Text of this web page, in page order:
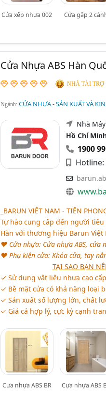
Cửa xếp nhựa 002 Cửa gấp 2
Cửa Nhựa ABS Hàn
NHÀ TÀI TRỢ
Ngành: CỬA NHỰA - SẢN XUẤT VÀ
Nhà
Hồ Chí
1900
Hotline:
_BARUN VIỆT NAM - TIÊN
Tự hào cung cấp đến người
Hàn với thương hiệu Barun
♥ Cửa nhựa: Cửa nhựa ABS, cửa
♥ Phụ kiện cửa: Khóa cửa, tay
TẠI SAO BẠN
✓ Sử dụng vật liệu nhựa cao
✓ Bề mặt cửa có khả năng loại
✓ Sản xuất số lượng lớn, chất
✓ Giá cả hợp lý, cực kỳ cạnh
Cựa nhựa ABS BR Cựa nhựa ABS